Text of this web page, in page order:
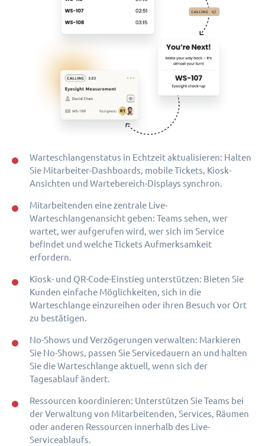
Warteschlangenstatus in Echtzeit aktualisieren: Halten
Sie Mitarbeiter-Dashboards, mobile Tickets, Kiosk-
Ansichten und Wartebereich-Displays synchron.
Mitarbeitenden eine zentrale Live-
Warteschlangenansicht geben: Teams sehen, wer
wartet, wer aufgerufen wird, wer sich im Service
befindet und welche Tickets Aufmerksamkeit
erfordern.
Kiosk- und QR-Code-Einstieg unterstützen: Bieten Sie
Kunden einfache Möglichkeiten, sich in die
Warteschlange einzureihen oder ihren Besuch vor Ort
zu bestätigen.
No-Shows und Verzögerungen verwalten: Markieren
Sie No-Shows, passen Sie Servicedauern an und halten
Sie die Warteschlange aktuell, wenn sich der
Tagesablauf ändert.
Ressourcen koordinieren: Unterstützen Sie Teams bei
der Verwaltung von Mitarbeitenden, Services, Räumen
oder anderen Ressourcen innerhalb des Live-
Serviceablaufs.